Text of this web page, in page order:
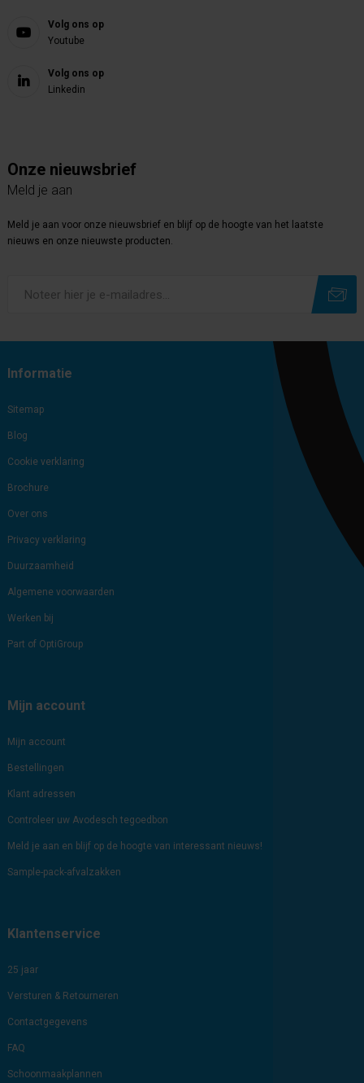
Volg ons op
Youtube
Volg ons op
Linkedin
Onze nieuwsbrief
Meld je aan
Meld je aan voor onze nieuwsbrief en blijf op de hoogte van het laatste
nieuws en onze nieuwste producten.
Informatie
Sitemap
Blog
Cookie verklaring
Brochure
Over ons
Privacy verklaring
Duurzaamheid
Algemene voorwaarden
Werken bij
Part of OptiGroup
Mijn account
Mijn account
Bestellingen
Klant adressen
Controleer uw Avodesch tegoedbon
Meld je aan en blijf op de hoogte van interessant nieuws!
Sample-pack-afvalzakken
Klantenservice
25 jaar
Versturen & Retourneren
Contactgegevens
FAQ
Schoonmaakplannen